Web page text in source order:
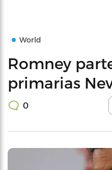
World
Romney
primarias
0